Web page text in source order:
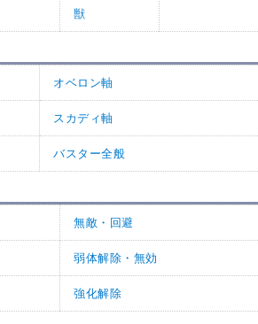
獣
オベロン軸
スカディ軸
バスター全般
無敵・回避
弱体解除・無効
強化解除